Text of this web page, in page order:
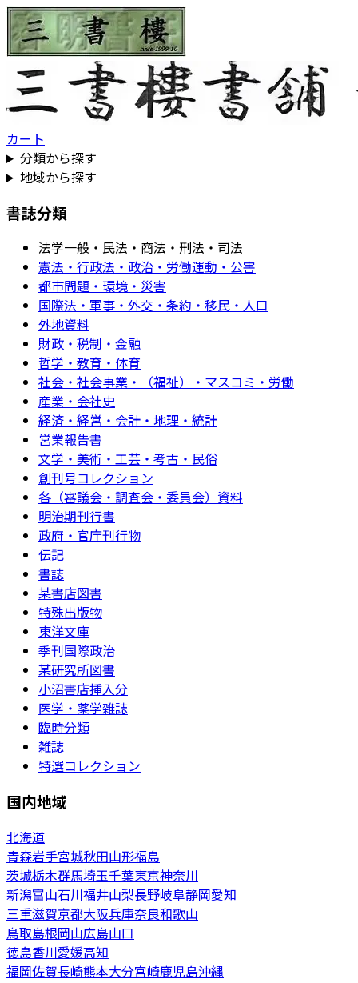
カート
分類から探す
地域から探す
書誌分類
法学一般・民法・商法・刑法・司法
憲法・行政法・政治・労働運動・公害
都市問題・環境・災害
国際法・軍事・外交・条約・移民・人口
外地資料
財政・税制・金融
哲学・教育・体育
社会・社会事業・（福祉）・マスコミ・労働
産業・会社史
経済・経営・会計・地理・統計
営業報告書
文学・美術・工芸・考古・民俗
創刊号コレクション
各（審議会・調査会・委員会）資料
明治期刊行書
政府・官庁刊行物
伝記
書誌
某書店図書
特殊出版物
東洋文庫
季刊国際政治
某研究所図書
小沼書店挿入分
医学・薬学雑誌
臨時分類
雑誌
特選コレクション
国内地域
北海道
青森岩手宮城秋田山形福島
茨城栃木群馬埼玉千葉東京神奈川
新潟富山石川福井山梨長野岐阜静岡愛知
三重滋賀京都大阪兵庫奈良和歌山
鳥取島根岡山広島山口
徳島香川愛媛高知
福岡佐賀長崎熊本大分宮崎鹿児島沖縄